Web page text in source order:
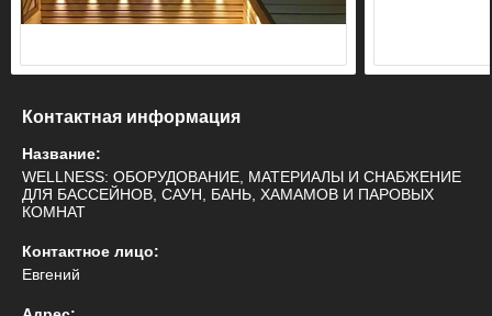
Контактная информация
Название:
WELLNESS: ОБОРУДОВАНИЕ, МАТЕРИАЛЫ И СНАБЖЕНИЕ
ДЛЯ БАССЕЙНОВ, САУН, БАНЬ, ХАМАМОВ И ПАРОВЫХ
КОМНАТ
Контактное лицо:
Евгений